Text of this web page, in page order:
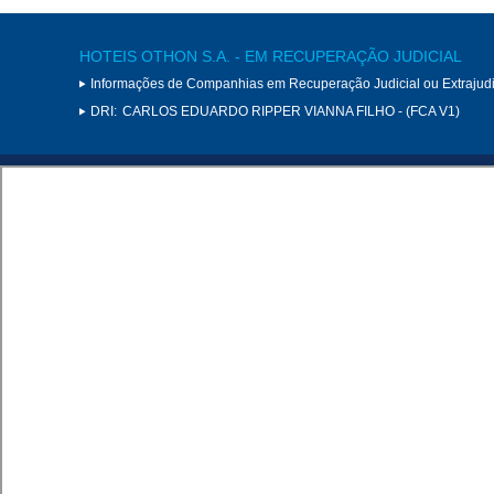
HOTEIS OTHON S.A. - EM RECUPERAÇÃO JUDICIAL
Informações de Companhias em Recuperação Judicial ou
DRI: CARLOS EDUARDO RIPPER VIANNA FILHO - (FCA V1)